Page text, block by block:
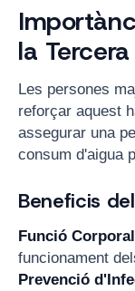
la
Les persones
reforçar aquest
assegurar una
consum d'aigua
Beneficis
Funció Corporal
funcionament
Prevenció